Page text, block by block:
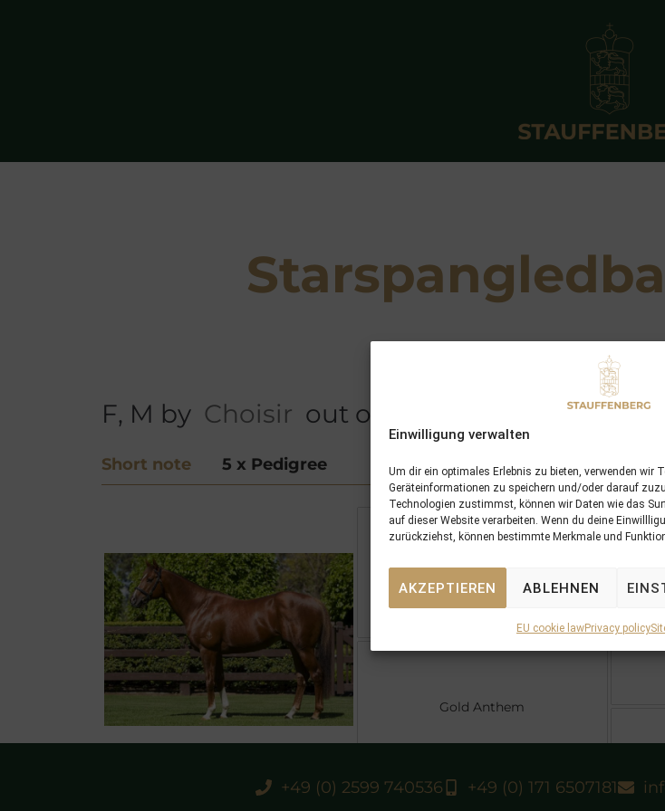
Einwilligung verwalten
Um dir ein optimales Erlebnis zu bieten, verwenden wir
Geräteinformationen zu speichern und/oder darauf
Technologien zustimmst, können wir Daten wie das
auf dieser Website verarbeiten. Wenn du deine
zurückziehst, können bestimmte Merkmale und
AKZEPTIEREN ABLEHNEN
EU cookie lawPrivacy policy
Owner:
F, M by Choisir out of
Short note 5 x Pedigree
Choisir
Gold Anthem
+49 (0) 2599 740536 +49 (0) 171 6507181